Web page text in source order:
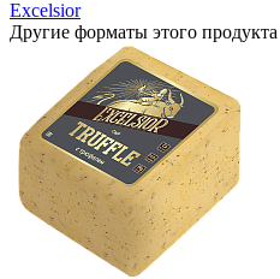
Excelsior
Другие форматы этого продукта